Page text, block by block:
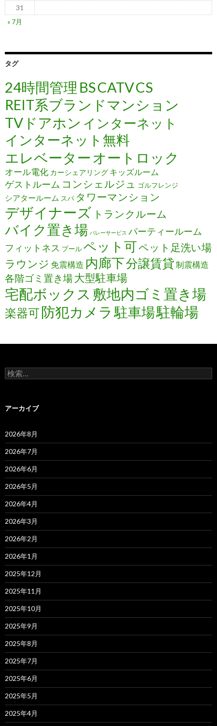
31
« 7月
タグ
24時間管理 BSCATVCS
REIT系ブランドマンション
TVドアホン インターネット
インターネット無料
エレベーター オートロック
オール電化 カーシェアリング キッズルーム
ゲストルーム コンシェルジュ ゴルフレンジ
シアタールーム スパ タワーマンション
デザイナーズ トランクルーム
バイク置き場 バレーサービス パーティールーム
フィットネス プールペット可ペット足洗い場
ラウンジ 免震構造 内廊下分譲賃貸制震構造
各階ゴミ置き場大型駐車場
宅配ボックス 敷地内ゴミ置き場
楽器可防犯カメラ 駐車場駐輪場
検
索:
アーカイブ
2026年8月
2026年7月
2026年6月
2026年5月
2026年4月
2026年3月
2026年2月
2026年1月
2025年12月
2025年11月
2025年10月
2025年9月
2025年8月
2025年7月
2025年6月
2025年5月
2025年4月